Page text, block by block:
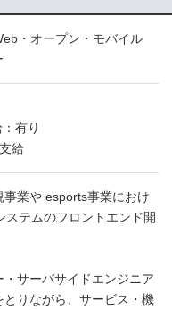
・オープン・モバイル
有り
給
事業や esports事業におけ
ステムのフロントエンド開
サーバサイドエンジニア
りながら、サービス・機